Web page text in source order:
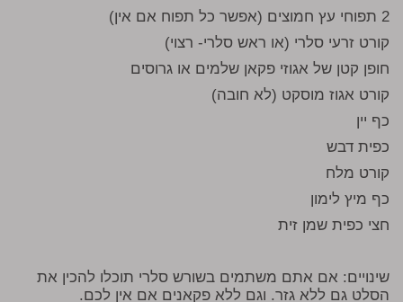
2 תפוחי עץ חמוצים (אפשר כל תפוח אם אין)
קורט זרעי סלרי (או ראש סלרי- רצוי)
חופן קטן של אגוזי פקאן שלמים או גרוסים
קורט אגוז מוסקט (לא חובה)
כף יין
כפית דבש
קורט מלח
כף מיץ לימון
חצי כפית שמן זית
שינויים: אם אתם משתמים בשורש סלרי תוכלו להכין את
הסלט גם ללא גזר. וגם ללא פקאנים אם אין לכם.